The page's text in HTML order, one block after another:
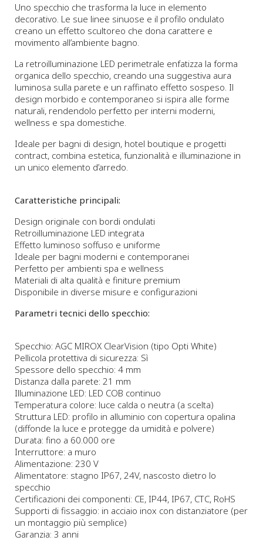
Uno specchio che trasforma la luce in elemento
decorativo. Le sue linee sinuose e il profilo ondulato
creano un effetto scultoreo che dona carattere e
movimento all’ambiente bagno.
La retroilluminazione LED perimetrale enfatizza la forma
organica dello specchio, creando una suggestiva aura
luminosa sulla parete e un raffinato effetto sospeso. Il
design morbido e contemporaneo si ispira alle forme
naturali, rendendolo perfetto per interni moderni,
wellness e spa domestiche.
Ideale per bagni di design, hotel boutique e progetti
contract, combina estetica, funzionalità e illuminazione in
un unico elemento d’arredo.
Caratteristiche principali:
Design originale con bordi ondulati
Retroilluminazione LED integrata
Effetto luminoso soffuso e uniforme
Ideale per bagni moderni e contemporanei
Perfetto per ambienti spa e wellness
Materiali di alta qualità e finiture premium
Disponibile in diverse misure e configurazioni
Parametri tecnici dello specchio:
Specchio: AGC MIROX ClearVision (tipo Opti White)
Pellicola protettiva di sicurezza: Sì
Spessore dello specchio: 4 mm
Distanza dalla parete: 21 mm
Illuminazione LED: LED COB continuo
Temperatura colore: luce calda o neutra (a scelta)
Struttura LED: profilo in alluminio con copertura opalina
(diffonde la luce e protegge da umidità e polvere)
Durata: fino a 60.000 ore
Interruttore: a muro
Alimentazione: 230 V
Alimentatore: stagno IP67, 24V, nascosto dietro lo
specchio
Certificazioni dei componenti: CE, IP44, IP67, CTC, RoHS
Supporti di fissaggio: in acciaio inox con distanziatore (per
un montaggio più semplice)
Garanzia: 3 anni